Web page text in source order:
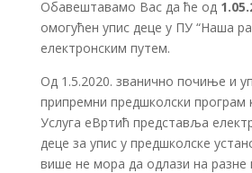
Обавештавамо Вас да ће од
омогућен упис деце у ПУ “Наша
електронским путем.
Од 1.5.2020. званично почиње и
припремни предшколски програм
Услуга еВртић представља
деце за упис у предшколске
више не мора да одлази на разне